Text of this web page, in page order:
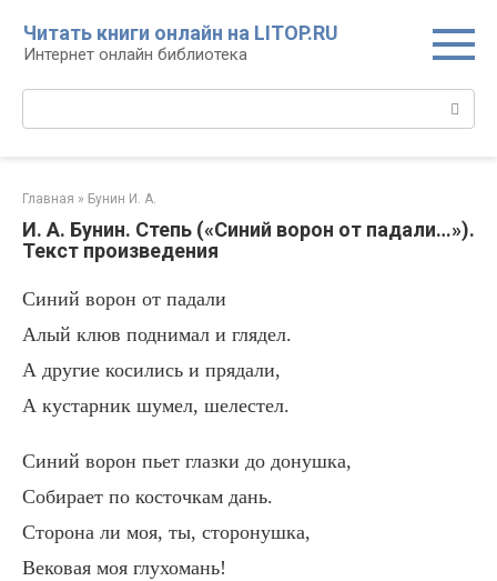
контенту
Читать книги онлайн на LITOP.RU
Интернет онлайн библиотека
Главная » Бунин И. А.
И. А. Бунин. Степь («Синий ворон от падали…»).
Текст произведения
Синий ворон от падали
Алый клюв поднимал и глядел.
А другие косились и прядали,
А кустарник шумел, шелестел.
Синий ворон пьет глазки до донушка,
Собирает по косточкам дань.
Сторона ли моя, ты, сторонушка,
Вековая моя глухомань!